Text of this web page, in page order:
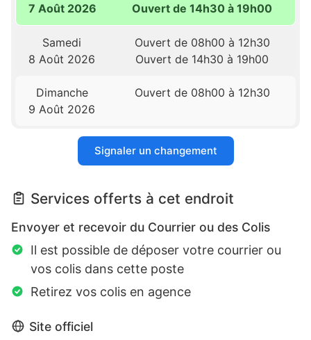
7 Août 2026
Ouvert de 14h30 à 19h00
Samedi
8 Août 2026
Ouvert de 08h00 à 12h30
Ouvert de 14h30 à 19h00
Dimanche
9 Août 2026
Ouvert de 08h00 à 12h30
Signaler un changement
Services offerts à cet endroit
Envoyer et recevoir du Courrier ou des Colis
Il est possible de déposer votre courrier ou
vos colis dans cette poste
Retirez vos colis en agence
Site officiel